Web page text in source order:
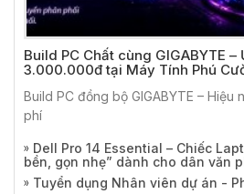
Build PC Chất cùng GIGABYTE –
3.000.000đ tại Máy Tính Phú
Build PC đồng bộ GIGABYTE – Hiệu
phí
Dell Pro 14 Essential – Chiếc
bền, gọn nhẹ” dành cho dân văn
Tuyển dụng Nhân viên dự án -